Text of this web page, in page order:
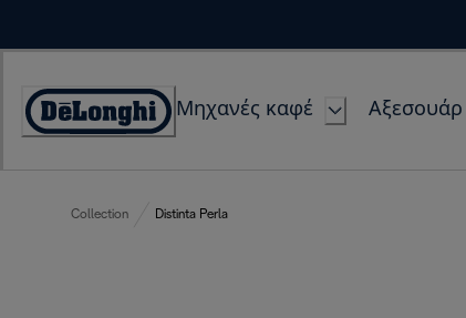
Accessibility
Μηχανές καφέ Αξεσουάρ
Collection Distinta Perla